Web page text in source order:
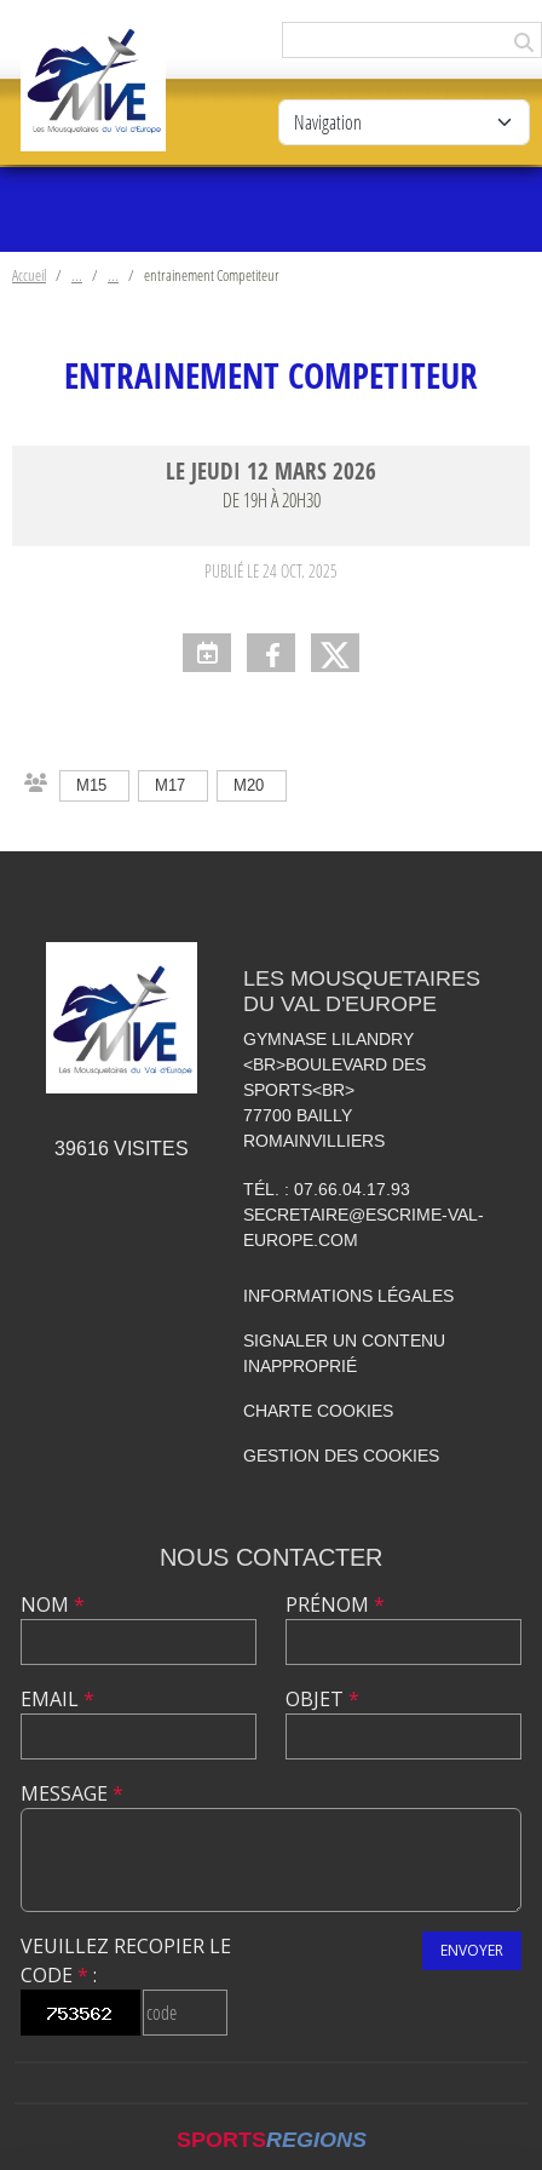
Accueil entrainement Competiteur
ENTRAINEMENT COMPETITEUR
LE JEUDI 12 MARS2026
DE 19H À 20H30
PUBLIÉ LE24 OCT. 2025
M15 M17 M20
39616VISITES
LES MOUSQUETAIRES
DU VAL D'EUROPE
GYMNASE LILANDRY
<BR>BOULEVARD DES
SPORTS<BR>
77700 BAILLY
ROMAINVILLIERS
TÉL. : 07.66.04.17.93
SECRETAIRE@ESCRIME-VAL-
EUROPE.COM
INFORMATIONS LÉGALES
SIGNALER UN CONTENU
INAPPROPRIÉ
CHARTE COOKIES
GESTION DES COOKIES
NOUS CONTACTER
NOM *
EMAIL*
PRÉNOM *
OBJET *
MESSAGE *
VEUILLEZ RECOPIER LE
CODE * :
ENVOYER
SPORTSREGIONS